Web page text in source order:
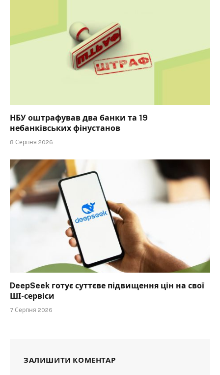
НБУ оштрафував два банки та 19
небанківських фінустанов
8 Серпня 2026
DeepSeek готує суттєве підвищення цін на свої
ШІ-сервіси
7 Серпня 2026
ЗАЛИШИТИ КОМЕНТАР